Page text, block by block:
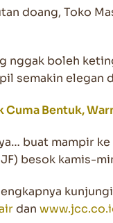
doang, Toko
nggak boleh
semakin elegan
Cuma Bentuk,
buat mampir
besok kamis-
dan